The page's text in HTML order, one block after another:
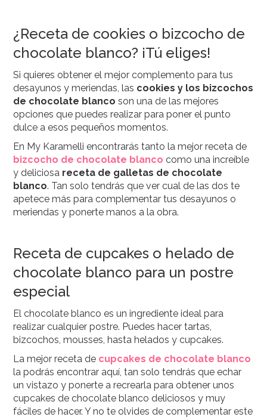
¿Receta de cookies o bizcocho de
chocolate blanco? ¡Tú eliges!
Si quieres obtener el mejor complemento para tus
desayunos y meriendas, las cookies y los bizcochos
de chocolate blanco son una de las mejores
opciones que puedes realizar para poner el punto
dulce a esos pequeños momentos.
En My Karamelli encontrarás tanto la mejor receta de
bizcocho de chocolate blanco como una increíble
y deliciosa receta de galletas de chocolate
blanco. Tan solo tendrás que ver cual de las dos te
apetece más para complementar tus desayunos o
meriendas y ponerte manos a la obra.
Receta de cupcakes o helado de
chocolate blanco para un postre
especial
El chocolate blanco es un ingrediente ideal para
realizar cualquier postre. Puedes hacer tartas,
bizcochos, mousses, hasta helados y cupcakes.
La mejor receta de cupcakes de chocolate blanco
la podrás encontrar aquí, tan solo tendrás que echar
un vistazo y ponerte a recrearla para obtener unos
cupcakes de chocolate blanco deliciosos y muy
fáciles de hacer. Y no te olvides de complementar este